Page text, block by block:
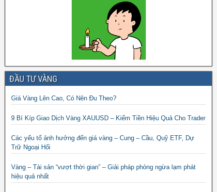
ĐẦU TƯ VÀNG
Giá Vàng Lên Cao, Có Nên Đu Theo?
9 Bí Kíp Giao Dịch Vàng XAUUSD – Kiếm Tiền Hiệu Quả Cho Trader
Các yếu tố ảnh hưởng đến giá vàng – Cung – Cầu, Quỹ ETF, Dự
Trữ Ngoại Hối
Vàng – Tài sản “vượt thời gian” – Giải pháp phòng ngừa lạm phát
hiệu quả nhất